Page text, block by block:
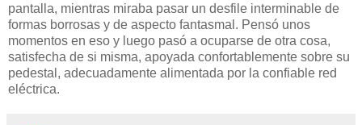
pantalla, mientras miraba pasar un desfile interminable de
formas borrosas y de aspecto fantasmal. Pensó unos
momentos en eso y luego pasó a ocuparse de otra cosa,
satisfecha de si misma, apoyada confortablemente sobre su
pedestal, adecuadamente alimentada por la confiable red
eléctrica.